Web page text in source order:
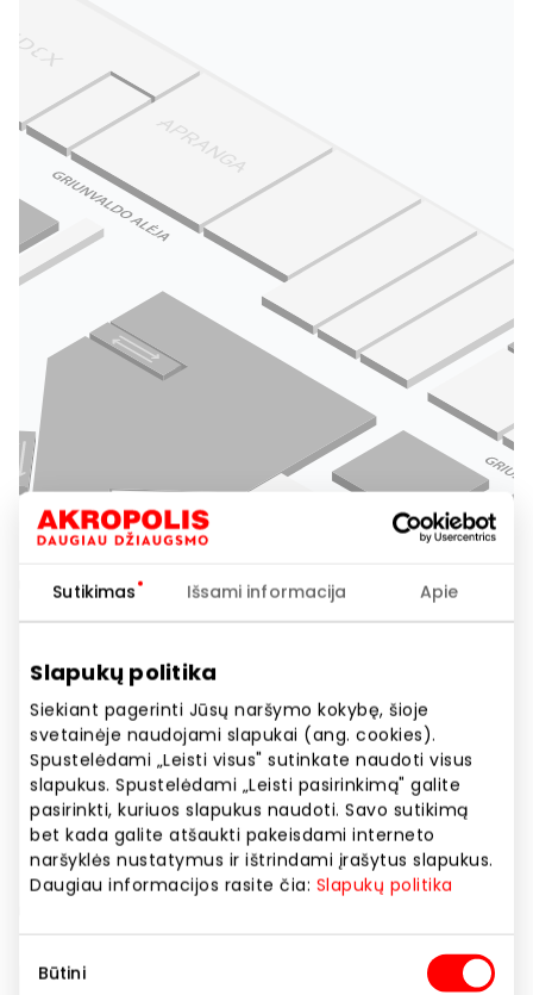
Sutikimas Išsami informacija Apie
Slapukų politika
Siekiant pagerinti Jūsų naršymo kokybę, šioje
svetainėje naudojami slapukai (ang. cookies).
Spustelėdami „Leisti visus" sutinkate naudoti visus
slapukus. Spustelėdami „Leisti pasirinkimą" galite
pasirinkti, kuriuos slapukus naudoti. Savo sutikimą
bet kada galite atšaukti pakeisdami interneto
naršyklės nustatymus ir ištrindami įrašytus slapukus.
Daugiau informacijos rasite čia: Slapukų politika
pasirinkimas
Būtini